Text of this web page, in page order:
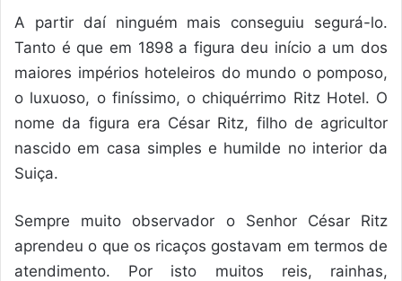
A partir daí ninguém mais conseguiu segurá-lo.
Tanto é que em 1898 a figura deu início a um dos
maiores impérios hoteleiros do mundo o pomposo,
o luxuoso, o finíssimo, o chiquérrimo Ritz Hotel. O
nome da figura era César Ritz, filho de agricultor
nascido em casa simples e humilde no interior da
Suiça.
Sempre muito observador o Senhor César Ritz
aprendeu o que os ricaços gostavam em termos de
atendimento. Por isto muitos reis, rainhas,